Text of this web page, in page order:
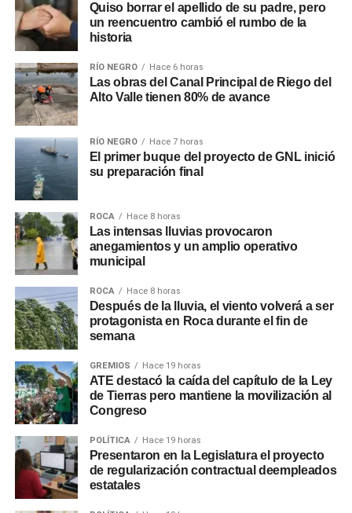
Quiso borrar el apellido de su padre, pero
un reencuentro cambió el rumbo de la
historia
RÍO NEGRO Hace 6 horas
Las obras del Canal Principal de Riego del
Alto Valle tienen 80% de avance
RÍO NEGRO Hace 7 horas
El primer buque del proyecto de GNL inició
su preparación final
ROCA Hace 8 horas
Las intensas lluvias provocaron
anegamientos y un amplio operativo
municipal
ROCA Hace 8 horas
Después de la lluvia, el viento volverá a ser
protagonista en Roca durante el fin de
semana
GREMIOS Hace 19 horas
ATE destacó la caída del capítulo de la Ley
de Tierras pero mantiene la movilización al
Congreso
POLÍTICA Hace 19 horas
Presentaron en la Legislatura el proyecto
de regularización contractual deempleados
estatales